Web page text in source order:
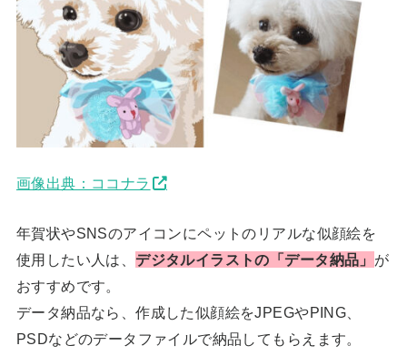
画像出典：ココナラ
年賀状やSNSのアイコンにペットのリアルな似顔絵を
使用したい人は、 デジタルイラストの「データ納品」 が
おすすめです。
データ納品なら、作成した似顔絵をJPEGやPING、
PSDなどのデータファイルで納品してもらえます。